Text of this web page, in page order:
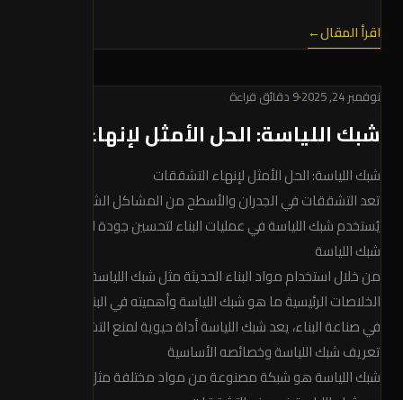
اقرأ المقال←
نوفمبر 24, 2025 ·9 دقائق قراءة
شبك اللياسة: الحل الأمثل لإنهاء
شبك اللياسة: الحل الأمثل لإنهاء التشققات
ت عد التشققات في الجدران والأسطح من المشاكل الشائعة في
يُستخدم شبك اللياسة في عمليات البناء لتحسين جودة الأسطح
شبك اللياسة
من خلال استخدام مواد البناء الحديثة مثل شبك اللياسة، يمكن
الخلاصات الرئيسية ما هو شبك اللياسة وأهميته في البناء
في صناعة البناء، يعد شبك اللياسة أداة حيوية لمنع التشققات. شبك
تعريف شبك اللياسة وخصائصه الأساسية
شبك اللياسة هو شبكة مصنوعة من مواد مختلفة مثل الألياف